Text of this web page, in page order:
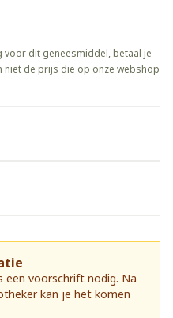
dit geneesmiddel, betaal je
niet de prijs die op onze webshop
een voorschrift nodig. Na
kan je het komen